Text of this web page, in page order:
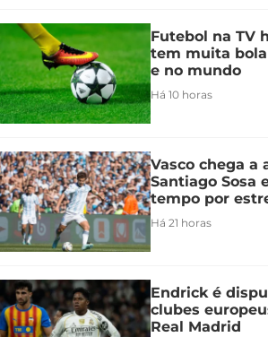
Futebol na TV
tem muita
e no mundo
Há 10 horas
Vasco chega a
Santiago Sosa
tempo por
Há 21 horas
Endrick é
clubes
Real Madrid